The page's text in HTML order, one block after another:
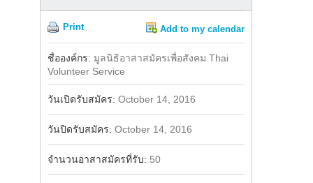
Print Add to my calendar
ชื่อองค์กร: มูลนิธิอาสาสมัครเพื่อสังคม Thai
Volunteer Service
วันเปิดรับสมัคร: October 14, 2016
วันปิดรับสมัคร: October 14, 2016
จำนวนอาสาสมัครที่รับ: 50